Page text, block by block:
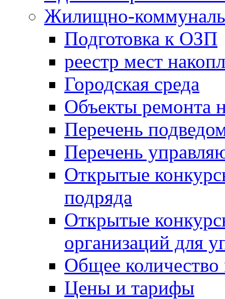
Жилищно-
Подготовка к ОЗП
реестр мест
Городская среда
Объекты ремонта
Перечень
Перечень
Открытые
подряда
Открытые
организаций для
Общее
Цены и тарифы